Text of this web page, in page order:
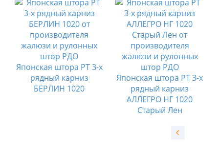
Японская штора РТ 3-х
рядный карниз
БЕРЛИН 1020
Японская штора РТ 3-х
рядный карниз
АЛЛЕГРО НГ 1020
Старый Лен